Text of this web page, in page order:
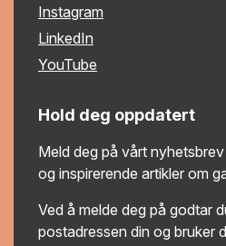
Instagram
LinkedIn
YouTube
Hold deg oppdatert
Meld deg på vårt
og inspirerende artikler om
Ved å melde deg på godtar
postadressen din og bruker